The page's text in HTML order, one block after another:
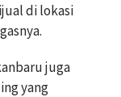
di lokasi
juga
yang